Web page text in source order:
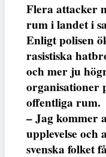
Flera attacker
rum i landet i
Enligt polisen
rasistiska
och mer ju
organisationer
offentliga rum.
– Jag kommer
upplevelse och
svenska folket